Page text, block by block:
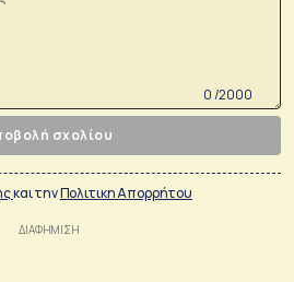
0 /2000
σχολίου
και τηνΠολιτικη Απορρήτου